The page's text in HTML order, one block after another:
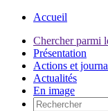
Accueil
Chercher parmi
Présentation
Actions et
Actualités
En image